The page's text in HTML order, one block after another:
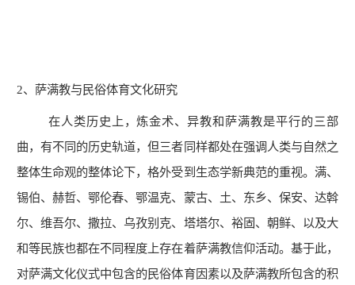
2、萨满教与民俗体育文化研究
在人类历史上，炼金术、异教和萨满教是平行的三部
曲，有不同的历史轨道，但三者同样都处在强调人类与自然之
整体生命观的整体论下，格外受到生态学新典范的重视。满、
锡伯、赫哲、鄂伦春、鄂温克、蒙古、土、东乡、保安、达斡
尔、维吾尔、撒拉、乌孜别克、塔塔尔、裕固、朝鲜、以及大
和等民族也都在不同程度上存在着萨满教信仰活动。基于此，
对萨满文化仪式中包含的民俗体育因素以及萨满教所包含的积